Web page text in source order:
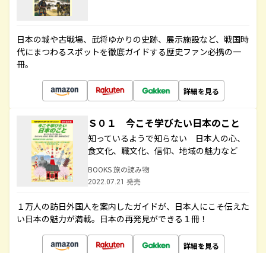
日本の城や古戦場、武将ゆかりの史跡、展示施設など、戦国時
代にまつわるスポットを徹底ガイドする歴史ファン必携の一
冊。
詳細を見る
Ｓ０１ 今こそ学びたい日本のこと
知っているようで知らない 日本人の心、
食文化、職文化、信仰、地域の魅力など
BOOKS 旅の読み物
2022.07.21 発売
１万人の訪日外国人を案内したガイドが、日本人にこそ伝えた
い日本の魅力が満載。日本の再発見ができる１冊！
詳細を見る